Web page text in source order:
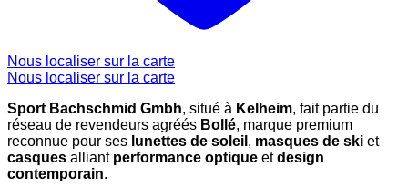
Nous localiser sur la carte
Nous localiser sur la carte
Sport Bachschmid Gmbh, situé à Kelheim, fait partie du
réseau de revendeurs agréés Bollé, marque premium
reconnue pour ses lunettes de soleil , masques de ski et
casques alliant performance optique etdesign
contemporain.